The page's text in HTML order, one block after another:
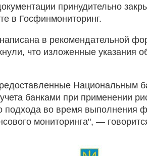
принудительно
в Госфинмониторинг.
в рекомендательной
что изложенные указания
Национальным
банками при применении
подхода во время выполнения
мониторинга", —